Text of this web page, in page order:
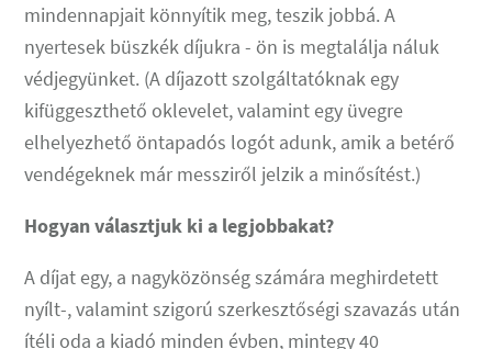
mindennapjait könnyítik meg, teszik jobbá. A
nyertesek büszkék díjukra - ön is megtalálja náluk
védjegyünket. (A díjazott szolgáltatóknak egy
kifüggeszthető oklevelet, valamint egy üvegre
elhelyezhető öntapadós logót adunk, amik a betérő
vendégeknek már messziről jelzik a minősítést.)
Hogyan választjuk ki a legjobbakat?
A díjat egy, a nagyközönség számára meghirdetett
nyílt-, valamint szigorú szerkesztőségi szavazás után
ítéli oda a kiadó minden évben, mintegy 40